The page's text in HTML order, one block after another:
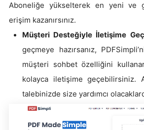
Aboneliğe yükselterek en yeni ve
erişim kazanırsınız.
Müşteri Desteğiyle İletişime
geçmeye hazırsanız,
müşteri sohbet özelliğini
kolayca iletişime geçebilirsiniz.
talebinizde size yardımcı